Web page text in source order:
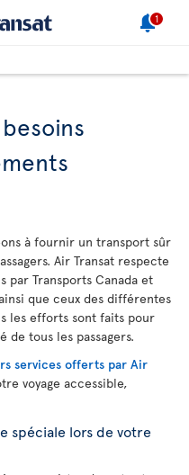
1
à fournir un transport sûr
Air Transat respecte
Transports Canada et
que ceux des différentes
les efforts sont faits pour
tous les passagers.
services offerts par Air
voyage accessible,
spéciale lors de votre